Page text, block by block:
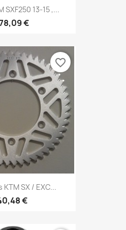
SXF250 13-15 ,...
€
SX / EXC...
€
favorite_border